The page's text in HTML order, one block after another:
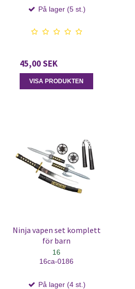
På lager (5 st.)
45,00 SEK
VISA PRODUKTEN
Ninja vapen set komplett
för barn
16
16ca-0186
På lager (4 st.)